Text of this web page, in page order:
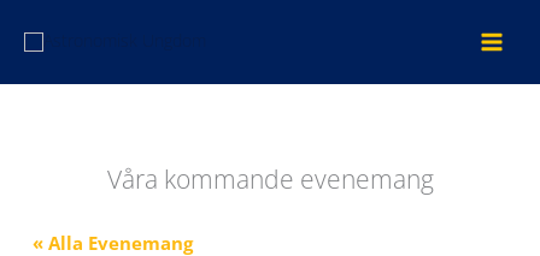
Våra kommande evenemang
« Alla Evenemang